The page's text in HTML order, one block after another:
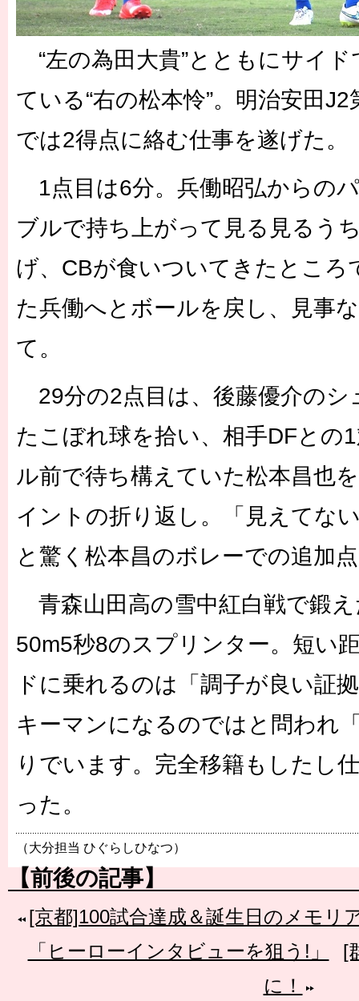
“左の為田大貴”とともにサイ
ている“右の松本怜”。明治安田
では2得点に絡む仕事を遂げた。
1点目は6分。兵働昭弘からの
ブルで持ち上がって見る見るう
げ、CBが食いついてきたところ
た兵働へとボールを戻し、見事
て。
29分の2点目は、後藤優介のシ
たこぼれ球を拾い、相手DFとの
ル前で待ち構えていた松本昌也
イントの折り返し。「見えてな
と驚く松本昌のボレーでの追加
青森山田高の雪中紅白戦で鍛
50m5秒8のスプリンター。短い
ドに乗れるのは「調子が良い証
キーマンになるのではと問われ
りでいます。完全移籍もしたし
った。
（大分担当 ひぐらしひなつ）
【前後の記事】
[京都]100試合達成＆誕生日のメモリ
「ヒーローインタビューを狙う!」
[
に！